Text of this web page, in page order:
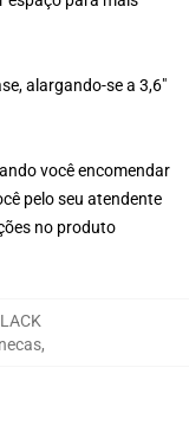
alargando-se a 3,6"
você encomendar
pelo seu atendente
no produto
,